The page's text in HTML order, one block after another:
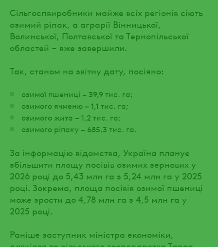
Сільгоспвиробники майже всіх регіонів сіють
озимий ріпак, а аграрії Вінницької,
Волинської, Полтавської та Тернопільської
областей – вже завершили.
Так, станом на звітну дату, посіяно:
озимої пшениці – 39,9 тис. га;
озимого ячменю – 1,1 тис. га;
озимого жита – 1,2 тис. га;
озимого ріпаку – 685,3 тис. га.
За інформацію відомства, Україна планує
збільшити площу посівів озимих зернових у
2026 році до 5,43 млн га з 5,24 млн га у 2025
році. Зокрема, площа посівів озимої пшениці
може зрости до 4,78 млн га з 4,5 млн га у
2025 році.
Раніше заступник міністра економіки,